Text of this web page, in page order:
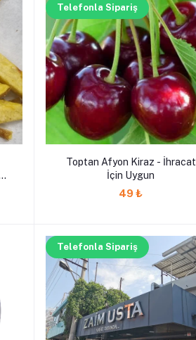
Telefonla Sipariş
Toptan Afyon Kiraz - İhracat
İçin Uygun
49 ₺
Telefonla Sipariş